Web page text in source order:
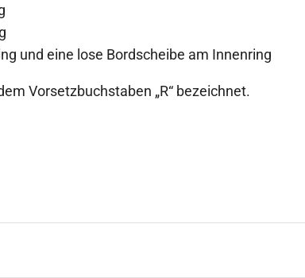
und eine lose Bordscheibe am Innenring
Vorsetzbuchstaben „R“ bezeichnet.